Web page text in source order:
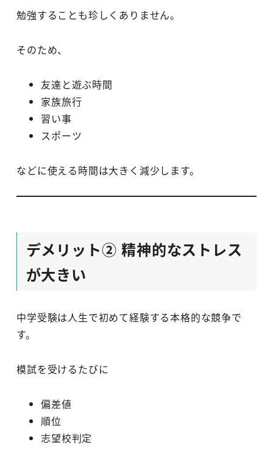
勉強することも珍しくありません。
そのため、
友達と遊ぶ時間
家族旅行
習い事
スポーツ
などに使える時間は大きく減少します。
デメリット② 精神的なストレス
が大きい
中学受験は人生で初めて経験する本格的な競争で
す。
模試を受けるたびに
偏差値
順位
志望校判定